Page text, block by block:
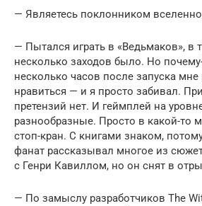
— Являетесь поклонником
— Пытался играть в «Ведьмаков», в
несколько заходов было. Но
несколько часов после запуска мне
нравиться — и я просто забивал.
претензий нет. И геймплей на
разнообразные. Просто в какой-то
стоп-кран. С книгами знаком,
фанат рассказывал многое из
с Генри Кавиллом, но он снят в
— По замыслу разработчиков The